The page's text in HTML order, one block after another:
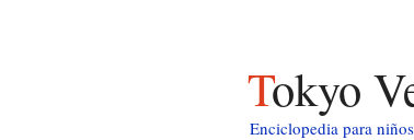
Tokyo
Enciclopedia para niños